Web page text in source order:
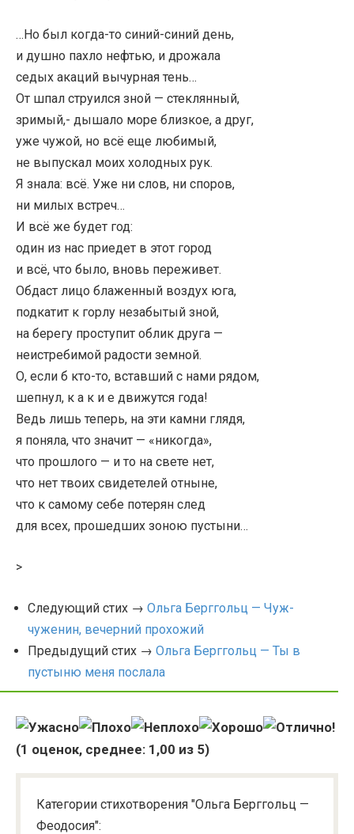
…Но был когда-то синий-синий день,
и душно пахло нефтью, и дрожала
седых акаций вычурная тень…
От шпал струился зной — стеклянный,
зримый,- дышало море близкое, а друг,
уже чужой, но всё еще любимый,
не выпускал моих холодных рук.
Я знала: всё. Уже ни слов, ни споров,
ни милых встреч…
И всё же будет год:
один из нас приедет в этот город
и всё, что было, вновь переживет.
Обдаст лицо блаженный воздух юга,
подкатит к горлу незабытый зной,
на берегу проступит облик друга —
неистребимой радости земной.
О, если б кто-то, вставший с нами рядом,
шепнул, к а к и е движутся года!
Ведь лишь теперь, на эти камни глядя,
я поняла, что значит — «никогда»,
что прошлого — и то на свете нет,
что нет твоих свидетелей отныне,
что к самому себе потерян след
для всех, прошедших зоною пустыни…
>
Следующий стих → Ольга Берггольц — Чуж-
чуженин, вечерний прохожий
Предыдущий стих → Ольга Берггольц — Ты в
пустыню меня послала
(1 оценок, среднее: 1,00 из 5)
Категории стихотворения "Ольга Берггольц —
Феодосия":